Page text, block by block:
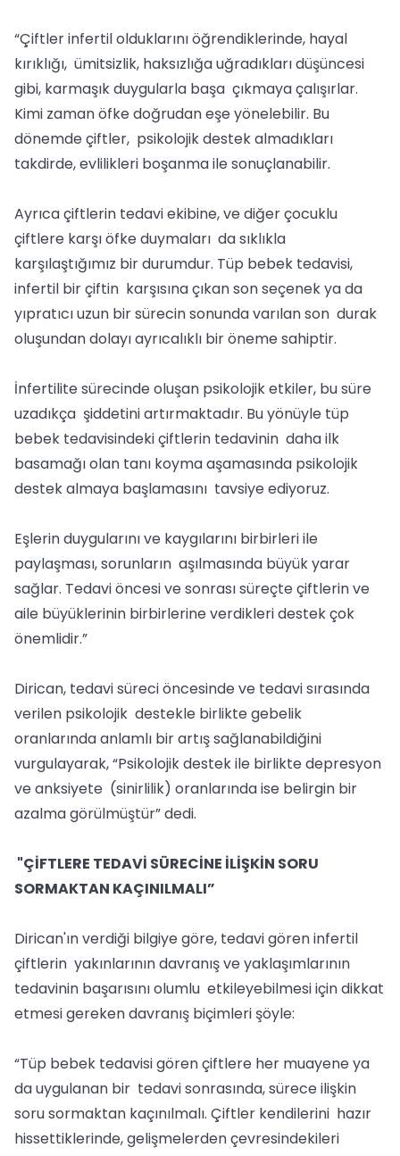
“Çiftler infertil olduklarını öğrendiklerinde, hayal
kırıklığı, ümitsizlik, haksızlığa uğradıkları düşüncesi
gibi, karmaşık duygularla başa çıkmaya çalışırlar.
Kimi zaman öfke doğrudan eşe yönelebilir. Bu
dönemde çiftler, psikolojik destek almadıkları
takdirde, evlilikleri boşanma ile sonuçlanabilir.
Ayrıca çiftlerin tedavi ekibine, ve diğer çocuklu
çiftlere karşı öfke duymaları da sıklıkla
karşılaştığımız bir durumdur. Tüp bebek tedavisi,
infertil bir çiftin karşısına çıkan son seçenek ya da
yıpratıcı uzun bir sürecin sonunda varılan son durak
oluşundan dolayı ayrıcalıklı bir öneme sahiptir.
İnfertilite sürecinde oluşan psikolojik etkiler, bu süre
uzadıkça şiddetini artırmaktadır. Bu yönüyle tüp
bebek tedavisindeki çiftlerin tedavinin daha ilk
basamağı olan tanı koyma aşamasında psikolojik
destek almaya başlamasını tavsiye ediyoruz.
Eşlerin duygularını ve kaygılarını birbirleri ile
paylaşması, sorunların aşılmasında büyük yarar
sağlar. Tedavi öncesi ve sonrası süreçte çiftlerin ve
aile büyüklerinin birbirlerine verdikleri destek çok
önemlidir.”
Dirican, tedavi süreci öncesinde ve tedavi sırasında
verilen psikolojik destekle birlikte gebelik
oranlarında anlamlı bir artış sağlanabildiğini
vurgulayarak, “Psikolojik destek ile birlikte depresyon
ve anksiyete (sinirlilik) oranlarında ise belirgin bir
azalma görülmüştür” dedi.
"ÇİFTLERE TEDAVİ SÜRECİNE İLİŞKİN SORU
SORMAKTAN KAÇINILMALI”
Dirican'ın verdiği bilgiye göre, tedavi gören infertil
çiftlerin yakınlarının davranış ve yaklaşımlarının
tedavinin başarısını olumlu etkileyebilmesi için dikkat
etmesi gereken davranış biçimleri şöyle:
“Tüp bebek tedavisi gören çiftlere her muayene ya
da uygulanan bir tedavi sonrasında, sürece ilişkin
soru sormaktan kaçınılmalı. Çiftler kendilerini hazır
hissettiklerinde, gelişmelerden çevresindekileri